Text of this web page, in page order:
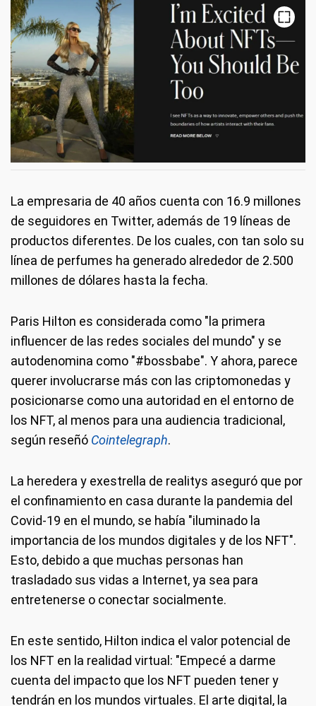
La empresaria de 40 años cuenta con 16.9 millones
de seguidores en Twitter, además de 19 líneas de
productos diferentes. De los cuales, con tan solo su
línea de perfumes ha generado alrededor de 2.500
millones de dólares hasta la fecha.
Paris Hilton es considerada como "la primera
influencer de las redes sociales del mundo" y se
autodenomina como "#bossbabe". Y ahora, parece
querer involucrarse más con las criptomonedas y
posicionarse como una autoridad en el entorno de
los NFT, al menos para una audiencia tradicional,
según reseñó Cointelegraph.
La heredera y exestrella de realitys aseguró que por
el confinamiento en casa durante la pandemia del
Covid-19 en el mundo, se había "iluminado la
importancia de los mundos digitales y de los NFT".
Esto, debido a que muchas personas han
trasladado sus vidas a Internet, ya sea para
entretenerse o conectar socialmente.
En este sentido, Hilton indica el valor potencial de
los NFT en la realidad virtual: "Empecé a darme
cuenta del impacto que los NFT pueden tener y
tendrán en los mundos virtuales. El arte digital, la